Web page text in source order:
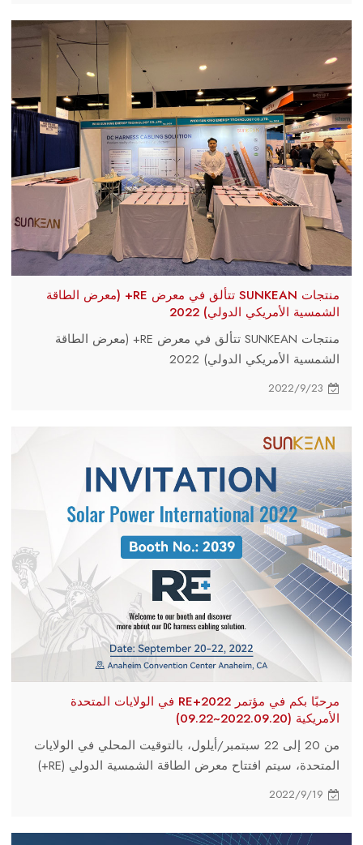
منتجات SUNKEAN تتألق في معرض RE+ (معرض الطاقة
الشمسية الأمريكي الدولي) 2022
منتجات SUNKEAN تتألق في معرض RE+ (معرض الطاقة
الشمسية الأمريكي الدولي) 2022
2022/9/23
مرحبًا بكم في مؤتمر RE+2022 في الولايات المتحدة
الأمريكية (2022.09.20~09.22)
من 20 إلى 22 سبتمبر/أيلول، بالتوقيت المحلي في الولايات
المتحدة، سيتم افتتاح معرض الطاقة الشمسية الدولي (RE+)
في مركز مؤتمرات أنهايم في كاليفورنيا.
2022/9/19